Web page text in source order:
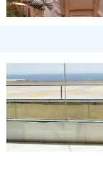
Auch Natur- und
die Deliana-
und
lohnt sich ein
nicht nur
Bartgeier am
Erlebnis für